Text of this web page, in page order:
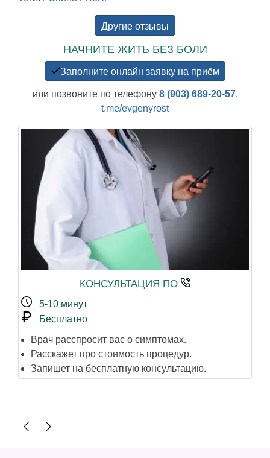
Другие отзывы
НАЧНИТЕ ЖИТЬ БЕЗ БОЛИ
Заполните онлайн заявку на приём
или позвоните по телефону 8 (903) 689-20-57,
t.me/evgenyrost
КОНСУЛЬТАЦИЯ ПО
5-10 минут
Бесплатно
Врач расспросит вас о симптомах.
Расскажет про стоимость процедур.
Запишет на бесплатную консультацию.